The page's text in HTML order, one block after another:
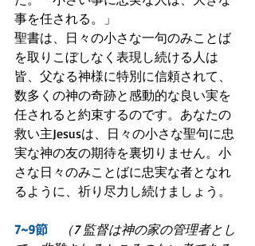
事を任される。」
聖書は、日々の小さな一句のみことば
を取りこぼしなく表現し続ける人は
皆、父なる神様に特別に信頼されて、
数多くの神の奇跡と感動的な良い実を
任されると約束するのです。あなたの
救い主Jesusは、日々の小さな聖句に忠
実な神の友の期待を裏切りません。小
さな日々のみことばに忠実な者となれ
るように、祈り尽力し続けましょう。
7~9節
（7 監督は神の家の管理者とし